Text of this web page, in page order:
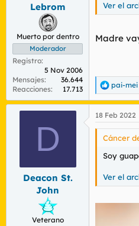
Lebrom
Muerto por dentro
Moderador
Registro
5 Nov 2006
Mensajes
36.644
Reacciones
17.713
Ver el
Madre
R
e
a
c
c
pai-mei
D
Deacon St.
John
Veterano
18 Feb 2022
Cáncer
Soy
Ver el